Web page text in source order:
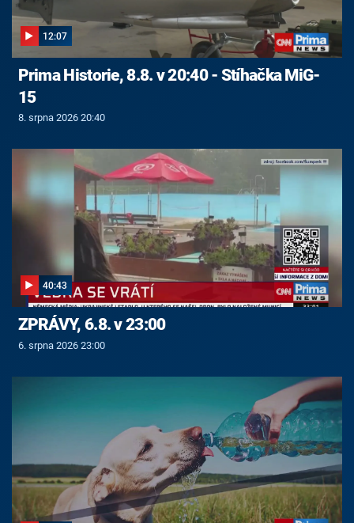
12:07
Prima Historie, 8.8. v 20:40 - Stíhačka MiG-
15
8. srpna 2026 20:40
40:43
ZPRÁVY, 6.8. v 23:00
6. srpna 2026 23:00